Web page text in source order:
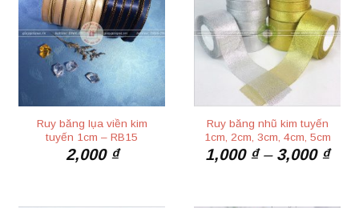
Ruy băng lụa viền kim
tuyến 1cm – RB15
2,000 ₫
Ruy băng nhũ kim tuyến
1cm, 2cm, 3cm, 4cm, 5cm
1,000 ₫ – 3,000 ₫